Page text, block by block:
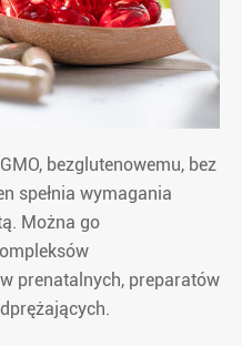
bezglutenowemu, bez
spełnia wymagania
Można go
prenatalnych, preparatów